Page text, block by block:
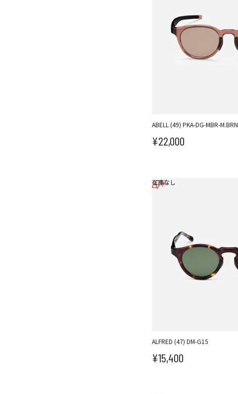
ABELL (49) PKA-DG-MBR-M.BRN
セール価格
¥22,000
在庫なし
ALFRED (47) DM-G15
セール価格
¥15,400